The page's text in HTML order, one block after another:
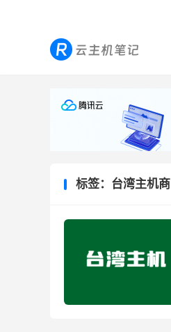
标签：台湾主机商